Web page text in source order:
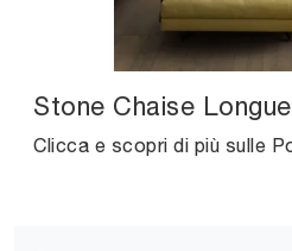
Stone Chaise Longue